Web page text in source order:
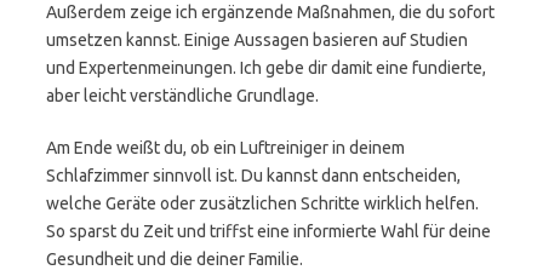
Außerdem zeige ich ergänzende Maßnahmen, die du sofort
umsetzen kannst. Einige Aussagen basieren auf Studien
und Expertenmeinungen. Ich gebe dir damit eine fundierte,
aber leicht verständliche Grundlage.
Am Ende weißt du, ob ein Luftreiniger in deinem
Schlafzimmer sinnvoll ist. Du kannst dann entscheiden,
welche Geräte oder zusätzlichen Schritte wirklich helfen.
So sparst du Zeit und triffst eine informierte Wahl für deine
Gesundheit und die deiner Familie.